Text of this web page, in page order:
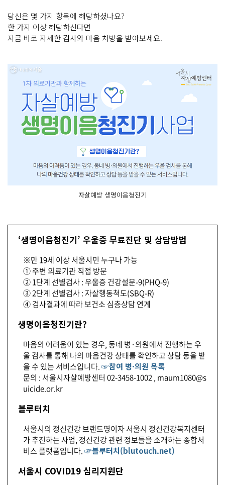
당신은 몇 가지 항목에 해당하셨나요?
한 가지 이상 해당하신다면
지금 바로 자세한 검사와 마음 처방을 받아보세요.
자살예방 생명이음청진기
‘생명이음청진기’ 우울증 무료진단 및 상담방법
※만 19세 이상 서울시민 누구나 가능
① 주변 의료기관 직접 방문
② 1단계 선별검사 : 우울증 건강설문-9(PHQ-9)
③ 2단계 선별검사 : 자살행동척도(SBQ-R)
④ 검사결과에 따라 보건소 심층상담 연계
생명이음청진기란?
마음의 어려움이 있는 경우, 동네 병·의원에서 진행하는 우
울 검사를 통해 나의 마음건강 상태를 확인하고 상담 등을 받
을 수 있는 서비스입니다.☞참여 병·의원 목록
문의 : 서울시자살예방센터 02-3458-1002 , maum1080@s
uicide.or.kr
블루터치
서울시의 정신건강 브랜드명이자 서울시 정신건강복지센터
가 추진하는 사업, 정신건강 관련 정보들을 소개하는 종합서
비스 플랫폼입니다.☞블루터치(blutouch.net)
서울시 COVID19 심리지원단